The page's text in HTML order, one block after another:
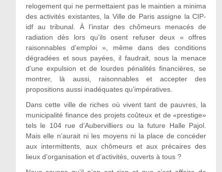
relogement qui ne permettaient pas le maintien a minima
des activités existantes, la Ville de Paris assigne la CIP-
idf au tribunal. À l’instar des chômeurs menacés de
radiation dès lors qu’ils osent refuser deux « offres
raisonnables d’emploi », même dans des conditions
dégradées et sous payées, il faudrait, sous la menace
d’une expulsion et de lourdes pénalités financières, se
montrer, là aussi, raisonnables et accepter des
propositions aussi inadéquates qu’impératives.
Dans cette ville de riches où vivent tant de pauvres, la
municipalité finance des projets coûteux et de «prestige»
tels le 104 rue d’Aubervilliers ou la future Halle Pajol.
Mais elle n’aurait ni les moyens ni la place de concéder
aux intermittents, aux chômeurs et aux précaires des
lieux d’organisation et d’activités, ouverts à tous ?